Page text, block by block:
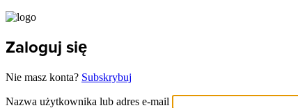
Zaloguj się
Nie masz konta? Subskrybuj
Nazwa użytkownika lub adres e-mail